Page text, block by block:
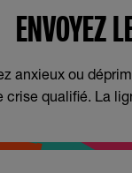
ENVOYEZ
anxieux ou
crise qualifié. La